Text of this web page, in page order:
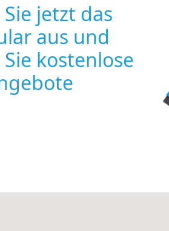
jetzt das
aus und
kostenlose